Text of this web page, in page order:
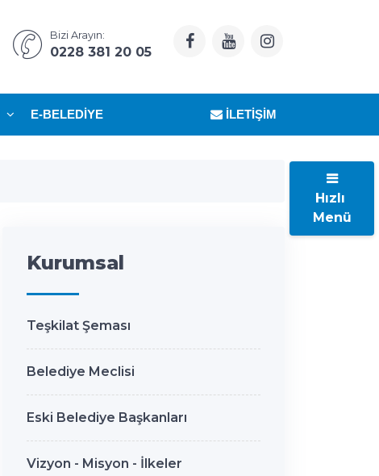
Bizi Arayın:
0228 381 20 05
E-BELEDIYE İLETIŞIM
Kurumsal
Teşkilat Şeması
Belediye Meclisi
Eski Belediye Başkanları
Vizyon - Misyon - İlkeler
Hızlı
Menü